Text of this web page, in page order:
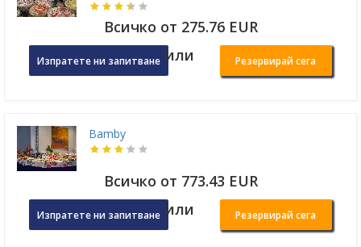
Всичко от 275.76 EUR
Изпратете ни запитване или Резервирай сега
Bamby
Всичко от 773.43 EUR
Изпратете ни запитване или Резервирай сега